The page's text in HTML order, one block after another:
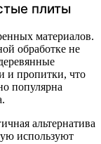
плиты
материалов.
обработке не
и пропитки, что
популярна
альтернатива
используют